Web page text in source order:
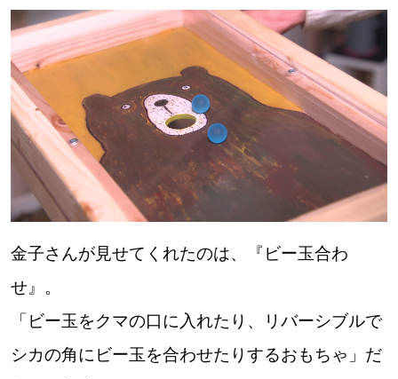
道北
道南
道東
道央
KEYWORD キーワード
Sitakke編集部あい
【いろんな価値観や生き方に触れたい】
金子さんが見せてくれたのは、『ビー玉合わ
せ』。
「ビー玉をクマの口に入れたり、リバーシブルで
シカの角にビー玉を合わせたりするおもちゃ」だ